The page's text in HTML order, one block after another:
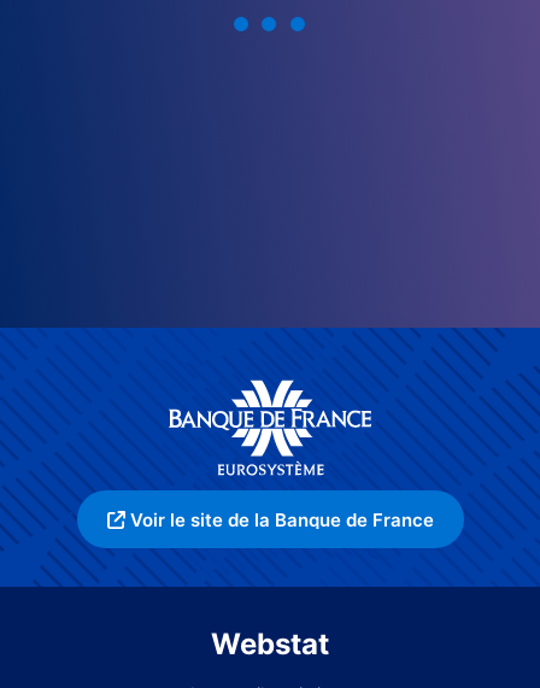
Voir le site de la Banque de France
Webstat